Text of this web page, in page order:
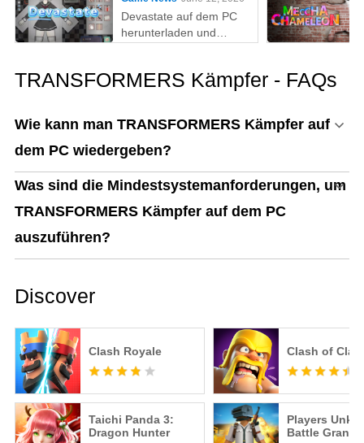
Devastate auf dem PC
herunterladen und
Play
TRANSFORMERS Kämpfer - FAQs
Wie kann man TRANSFORMERS Kämpfer auf
dem PC wiedergeben?
Was sind die Mindestsystemanforderungen, um
TRANSFORMERS Kämpfer auf dem PC
auszuführen?
Discover
Clash Royale Clash of
Taichi Panda 3:
Dragon Hunter
Players
Battle Grand